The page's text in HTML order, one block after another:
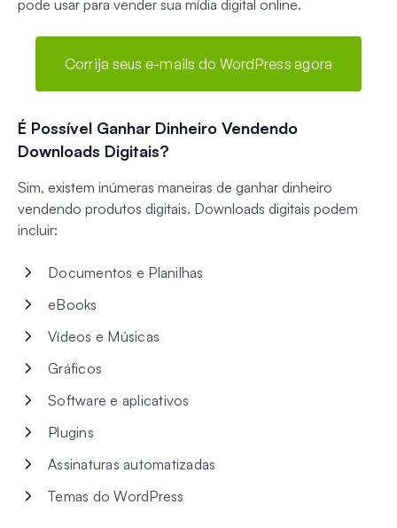
pode usar para vender sua mídia digital online.
Corrija seus e-mails do WordPress agora
É Possível Ganhar Dinheiro Vendendo
Downloads Digitais?
Sim, existem inúmeras maneiras de ganhar dinheiro
vendendo produtos digitais. Downloads digitais podem
incluir:
Documentos e Planilhas
eBooks
Vídeos e Músicas
Gráficos
Software e aplicativos
Plugins
Assinaturas automatizadas
Temas do WordPress